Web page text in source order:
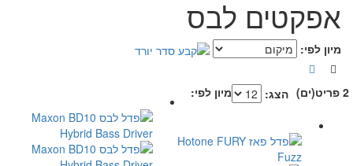
אפקטים לבס
מיון לפי:
2 פריט(ים) הצג: מיון לפי: